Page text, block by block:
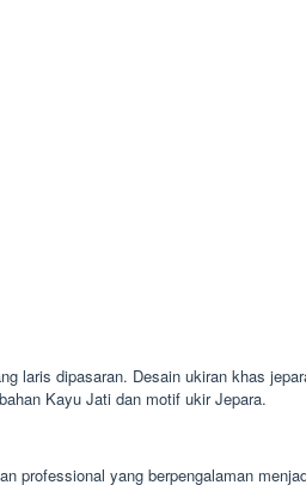
laris dipasaran. Desain ukiran khas
Kayu Jati dan motif ukir Jepara.
professional yang berpengalaman